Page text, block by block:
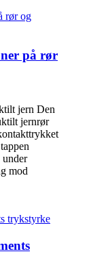
på rør
jern Den
jernrør
under
mod